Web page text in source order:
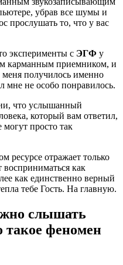
убрав все шумы и
прослушать то, что у вас
эксперименты с ЭГФ у
карманным приемником, и
меня получилось именно
мне не особо понравилось.
что услышанный
который вам ответил,
могут просто так
ресурсе отражает только
как
как единственно верный
тебе Гость. На главную.
слышать
такое феномен